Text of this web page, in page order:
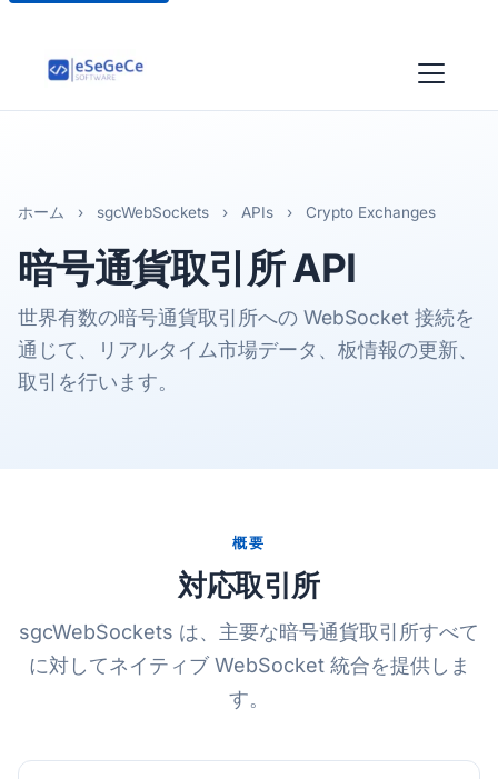
ホーム › sgcWebSockets › APIs › Crypto Exchanges
暗号通貨取引所API
世界有数の暗号通貨取引所への WebSocket 接続を
通じて、リアルタイム市場データ、板情報の更新、
取引を行います。
概要
対応取引所
sgcWebSockets は、主要な暗号通貨取引所すべて
に対してネイティブ WebSocket 統合を提供しま
す。